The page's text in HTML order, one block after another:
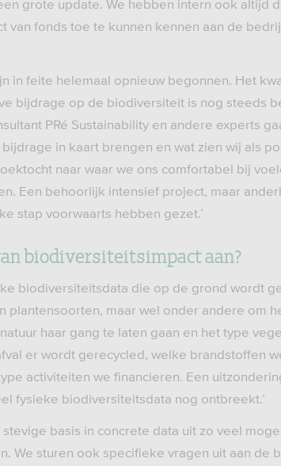
grote update. We hebben intern ook altijd
fonds toe te kunnen kennen aan de
in feite helemaal opnieuw begonnen. Het
bijdrage op de biodiversiteit is nog steeds
PRé Sustainability en andere experts
in kaart brengen en wat zien wij als
naar waar we ons comfortabel bij
Een behoorlijk intensief project, maar
stap voorwaarts hebben gezet.’
biodiversiteitsimpact aan?
biodiversiteitsdata die op de grond wordt
plantensoorten, maar wel onder andere om
haar gang te laten gaan en het type
er wordt gerecycled, welke brandstoffen
activiteiten we financieren. Een
fysieke biodiversiteitsdata nog ontbreekt.’
basis in concrete data uit zo veel
We sturen ook specifieke vragen uit aan de